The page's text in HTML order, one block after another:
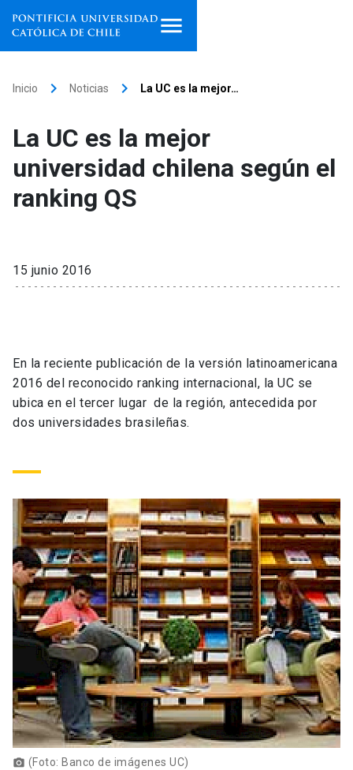
Facultades, escuelas e
institutos
Investigación
Extensión
Universidad
Información para keyboard_arrow_down
Académicos
Personal
Alumni launch
Padres y familia
Vecinos launch
Admisión launch
Mi Cuenta UC launch
Correo UC launch
Mi Portal UC launch
Medios Biblioteca launch
Donaciones launch
Inicio keyboard_arrow_right Noticias keyboard_arrow_right La UC es la mejor…
La UC es la mejor
universidad chilena según el
ranking QS
15 junio 2016
En la reciente publicación de la versión latinoamericana
2016 del reconocido ranking internacional, la UC se
ubica en el tercer lugar de la región, antecedida por
dos universidades brasileñas.
photo_camera (Foto: Banco de imágenes UC)